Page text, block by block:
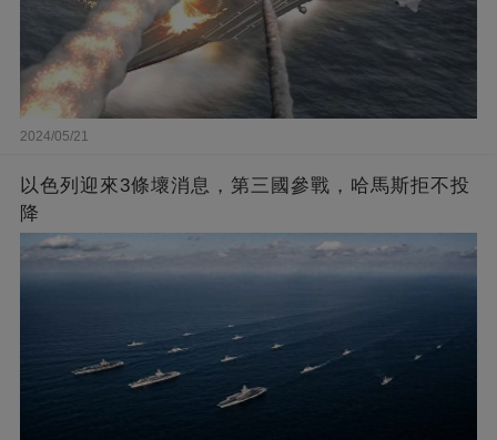
2024/05/21
以色列迎來3條壞消息，第三國參戰，哈馬斯拒不投
降